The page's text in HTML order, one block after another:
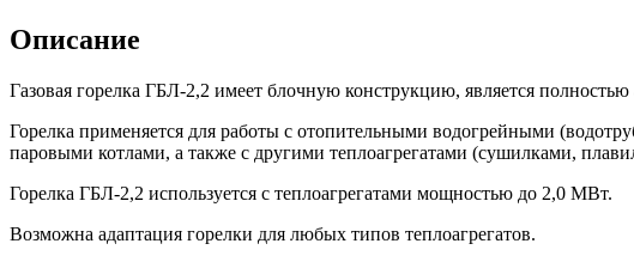
Описание
Газовая горелка ГБЛ-2,2 имеет блочную конструкцию, является
Горелка применяется для работы с отопительными водогрейными
паровыми котлами, а также с другими теплоагрегатами (сушилками,
Горелка ГБЛ-2,2 используется с теплоагрегатами мощностью до 2,0 МВт.
Возможна адаптация горелки для любых типов теплоагрегатов.